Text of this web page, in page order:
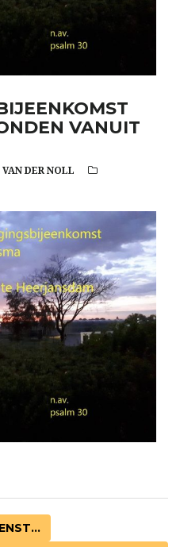
VANUIT
DER NOLL